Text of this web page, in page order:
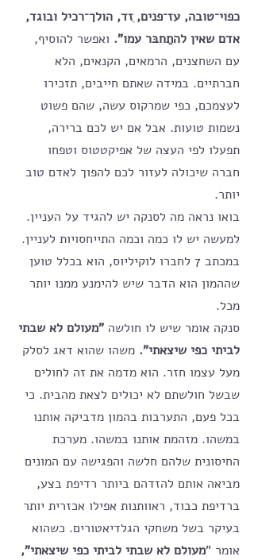
כפוי־טובה, עז־פנים, ֵזד, הולך־רכיל ובוגד,
אדם שאין להתַחבּר עמו". ואפשר להוסיף,
עם השחצנים, הרמאים, הקנאים, הלא
חברתיים. במידה שאתם חייבים, תזכירו
לעצמכם, כפי שמרקוס עשה, שהם פשוט
נשמות טועות. אבל אם יש לכם ברירה,
תפעלו לפי העצה של אפיקטטוס וטפחו
חברה שיכולה לעזור לכם להפוך לאדם טוב
יותר.
בואו נראה מה לסנקה יש להגיד על העניין.
למעשה יש לו כמה וכמה התייחסויות לעניין.
במכתב 7 לחברו לוקיליוס, הוא בכלל טוען
שההמון הוא הדבר שיש להימנע ממנו יותר
מכל.
סנקה אומר שיש לו חולשה "מעולם לא שבתי
לביתי כפי שיצאתי". משהו שהוא דאג לסלק
מעל עצמו חזר. הוא מדמה את זה לחולים
שבשל חולשתם לא יכולים לצאת מהבית. כי
בכל פעם, התערבות בהמון מדביקה אותנו
במשהו. מזהמת אותנו במשהו. מערכת
החיסונית שלהם חלשה והפגישה עם המונים
מביאה אותם להזדהם ביותר רדיפת בצע,
ברדיפת כבוד, ראוותנות אפילו אכזרית יותר
בעיקר בשל משחקי הגלדיאטורים. כשהוא
אומר "מעולם לא שבתי לביתי כפי שיצאתי",